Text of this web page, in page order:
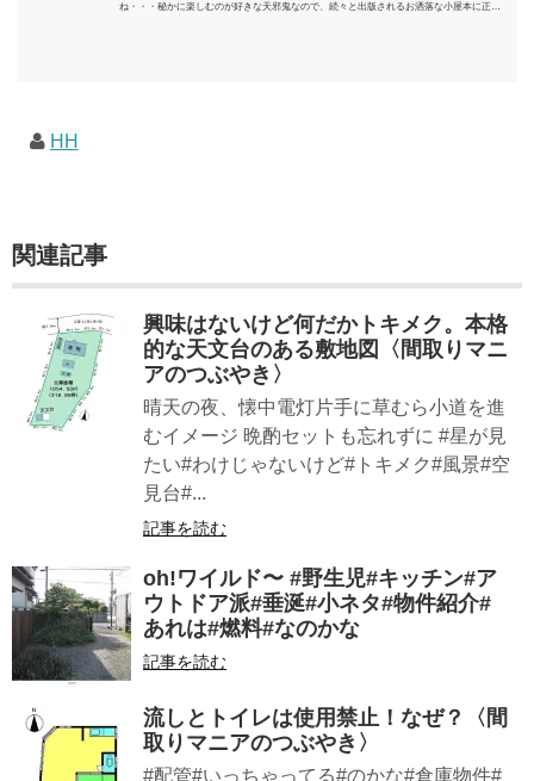
ね・・・秘かに楽しむのが好きな天邪鬼なので、続々と出版されるお洒落な小屋本に正直
HH
関連記事
興味はないけど何だかトキメク。本格
的な天文台のある敷地図〈間取りマニ
アのつぶやき〉
晴天の夜、懐中電灯片手に草むら小道を進
むイメージ 晩酌セットも忘れずに #星が見
たい#わけじゃないけど#トキメク#風景#空
見台#...
記事を読む
oh!ワイルド〜 #野生児#キッチン#ア
ウトドア派#垂涎#小ネタ#物件紹介#
あれは#燃料#なのかな
記事を読む
流しとトイレは使用禁止！なぜ？〈間
取りマニアのつぶやき〉
#配管#いっちゃってる#のかな#倉庫物件#